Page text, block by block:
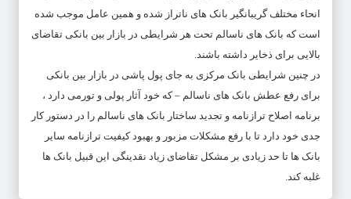
انحاء مختلف گریبانگیر بانک های ناتراز شده و همین عامل موجب شده
است که بانک های ناسالم تحت هر شرایطی در بازار بین بانکی تقاضای
بالایی برای ذخایر داشته باشند.
در چنین شرایطی بانک مرکزی به جای پول پاشی در بازار بین بانکی
برای رفع عطش بانک های ناسالم‏ – که خود آثار پولی و تورمی دارد ‏،
برنامه اصلاح ترازنامه و تجدید ساختار بانک های ناسالم را در دستور کار
جدی خود دارد تا با رفع مشکلات مزبور و بهبود کیفیت ترازنامه سایر
بانک ها تا حد زیادی بر مشکل تقاضای زیاد نقدینگی این قبیل بانک ها
غلبه کند.